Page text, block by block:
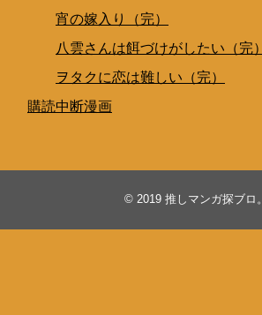
宵の嫁入り（完）
八雲さんは餌づけがしたい（完）
ヲタクに恋は難しい（完）
購読中断漫画
© 2019 推しマンガ探ブロ。